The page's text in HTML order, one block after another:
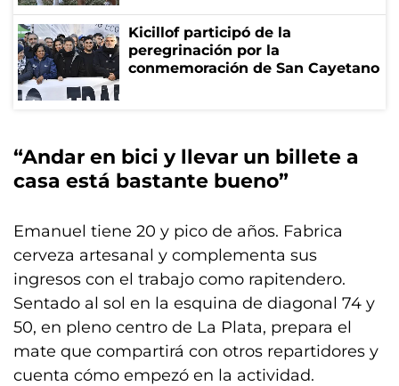
Kicillof participó de la
peregrinación por la
conmemoración de San Cayetano
“Andar en bici y llevar un billete a
casa está bastante bueno”
Emanuel tiene 20 y pico de años. Fabrica
cerveza artesanal y complementa sus
ingresos con el trabajo como rapitendero.
Sentado al sol en la esquina de diagonal 74 y
50, en pleno centro de La Plata, prepara el
mate que compartirá con otros repartidores y
cuenta cómo empezó en la actividad.